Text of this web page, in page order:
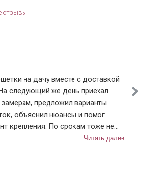
отзывы
на дачу вместе с доставкой
следующий же день приехал
замерам, предложил варианты
объяснил нюансы и помог
крепления. По срокам тоже не
в точное время и достаточно
очень красивый 👍. В